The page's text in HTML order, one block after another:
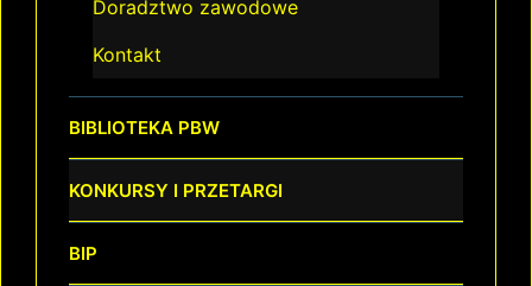
Doradztwo zawodowe
Kontakt
BIBLIOTEKA PBW
KONKURSY I PRZETARGI
BIP